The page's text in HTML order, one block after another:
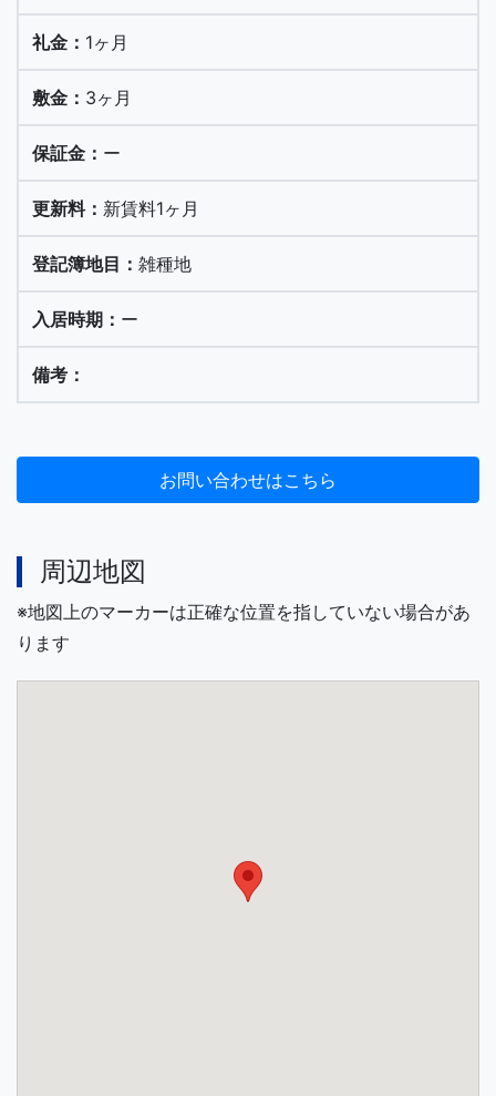
1ヶ月
3ヶ月
ー
新賃料1ヶ月
雑種地
ー
周辺地図
※地図上のマーカーは正確な位置を指していない場合があ
ります